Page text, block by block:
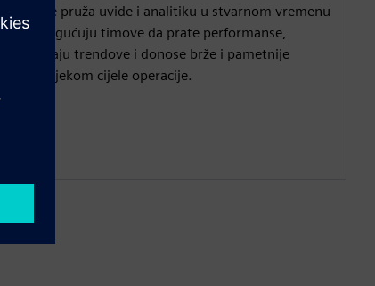
OpsSuite pruža uvide i analitiku u stvarnom vremenu
koji omogućuju timove da prate performanse,
prepoznaju trendove i donose brže i pametnije
odluke tijekom cijele operacije.